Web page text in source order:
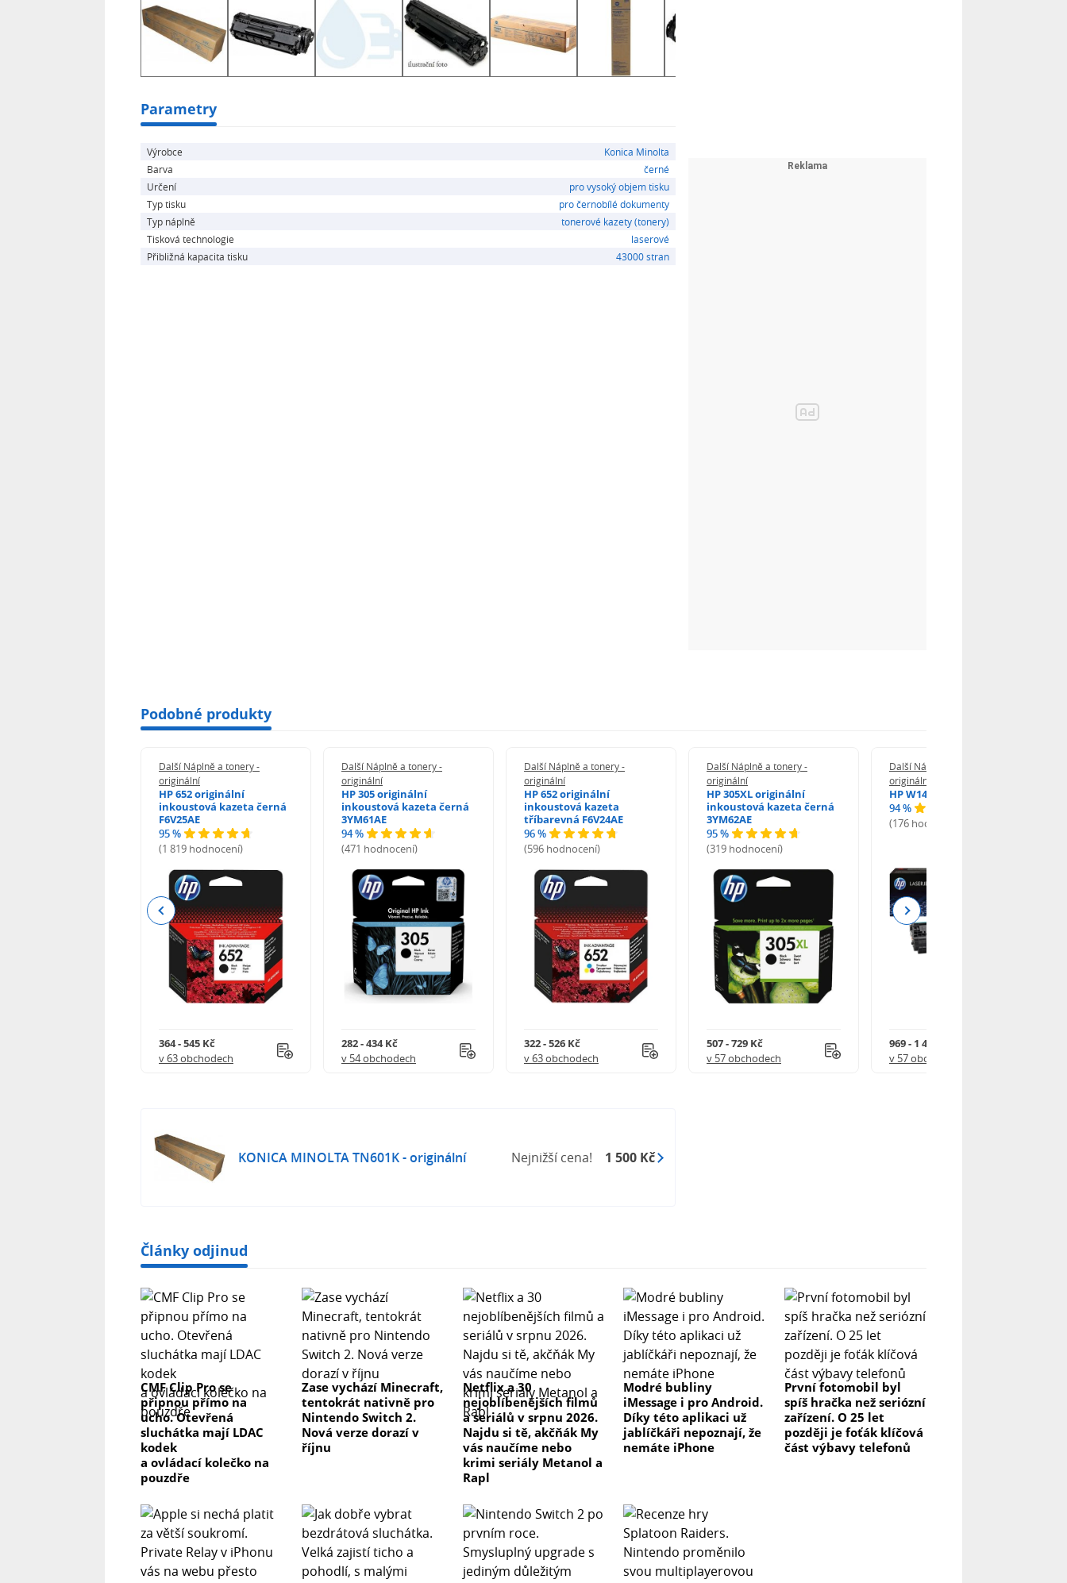
Parametry
Výrobce
Konica Minolta
Barva
černé
Určení
pro vysoký objem tisku
Typ tisku
pro černobílé dokumenty
Typ náplně
tonerové kazety (tonery)
Tisková technologie
laserové
Přibližná kapacita tisku
43000 stran
Podobné produkty
Další Náplně a tonery -
originální
HP 652 originální
inkoustová kazeta černá
F6V25AE
95 %
(1 819 hodnocení)
364 - 545 Kč
v 63 obchodech
Další Náplně a tonery -
originální
HP 305 originální
inkoustová kazeta černá
3YM61AE
94 %
(471 hodnocení)
282 - 434 Kč
v 54 obchodech
Další Náplně a tonery -
originální
HP 652 originální
inkoustová kazeta
tříbarevná F6V24AE
96 %
(596 hodnocení)
322 - 526 Kč
v 63 obchodech
Další Náplně a tonery -
originální
HP 305XL originální
inkoustová kazeta černá
3YM62AE
95 %
(319 hodnocení)
507 - 729 Kč
v 57 obchodech
Další Náplně a tonery -
originální
HP W1420A - originální
94 %
(176 hodnocení)
969 - 1 490 Kč
v 57 obchodech
Previous Next
KONICA MINOLTA TN601K - originální Nejnižší cena! 1 500 Kč
Články odjinud
CMF Clip Pro se
připnou přímo na
ucho. Otevřená
sluchátka mají LDAC
kodek
a ovládací kolečko na
pouzdře
Zase vychází Minecraft,
tentokrát nativně pro
Nintendo Switch 2.
Nová verze dorazí v
říjnu
Netflix a 30
nejoblíbenějších filmů
a seriálů v srpnu 2026.
Najdu si tě, akčňák My
vás naučíme nebo
krimi seriály Metanol a
Rapl
Modré bubliny
iMessage i pro Android.
Díky této aplikaci už
jablíčkáři nepoznají, že
nemáte iPhone
První fotomobil byl
spíš hračka než seriózní
zařízení. O 25 let
později je foťák klíčová
část výbavy telefonů